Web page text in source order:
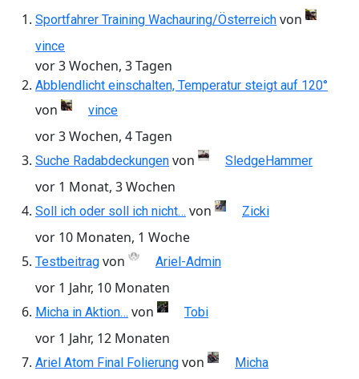
Sportfahrer Training Wachauring/Österreich von
vince
vor 3 Wochen, 3 Tagen
Abblendlicht einschalten, Temperatur steigt auf 120°
von vince
vor 3 Wochen, 4 Tagen
Suche Radabdeckungen von SledgeHammer
vor 1 Monat, 3 Wochen
Soll ich oder soll ich nicht… von Zicki
vor 10 Monaten, 1 Woche
Testbeitrag von Ariel-Admin
vor 1 Jahr, 10 Monaten
Micha in Aktion… von Tobi
vor 1 Jahr, 12 Monaten
Ariel Atom Final Folierung von Micha